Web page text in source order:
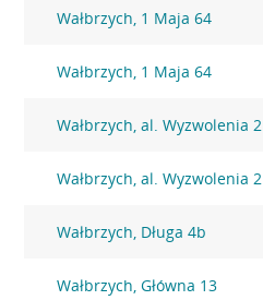
Wałbrzych, 1 Maja 64
Wałbrzych, 1 Maja 64
Wałbrzych, al. Wyzwolenia 2
Wałbrzych, al. Wyzwolenia 2
Wałbrzych, Długa 4b
Wałbrzych, Główna 13